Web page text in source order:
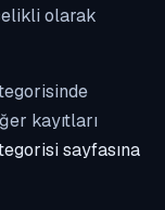
olarak
kayıtları
sayfasına